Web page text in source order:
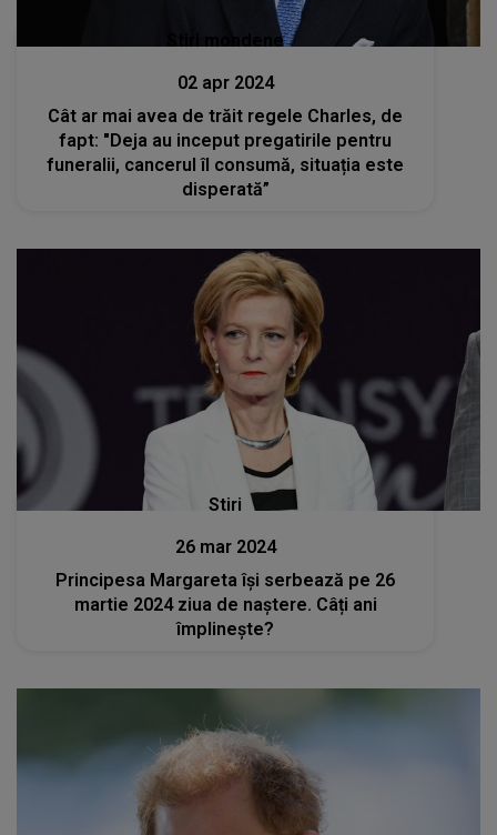
Stiri mondene
02 apr 2024
Cât ar mai avea de trăit regele Charles, de
fapt: "Deja au inceput pregatirile pentru
funeralii, cancerul îl consumă, situația este
disperată”
Stiri
26 mar 2024
Principesa Margareta își serbează pe 26
martie 2024 ziua de naștere. Câți ani
împlinește?